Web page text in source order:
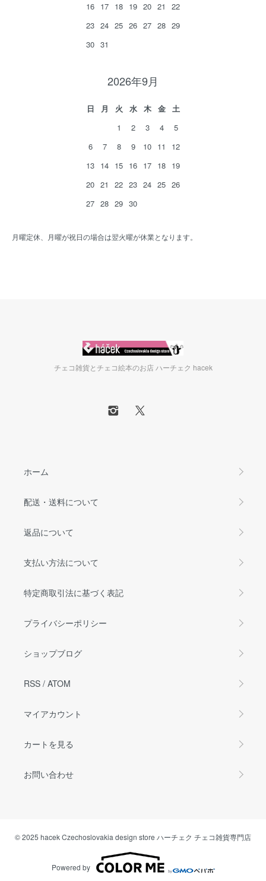
16 17 18 19 20 21
22
23 24 25 26 27 28 29
30 31
2026年9月
日 月 火 水 木 金
土
1
2 3 4
5
6
7 8 9 10 11
12
13 14 15 16 17 18 19
20 21 22 23 24 25 26
27 28 29 30
月曜定休、月曜が祝日の場合は翌火曜が休業となります。
チェコ雑貨とチェコ絵本のお店 ハーチェク hacek
ホーム
配送・送料について
返品について
支払い方法について
特定商取引法に基づく表記
プライバシーポリシー
ショップブログ
RSS / ATOM
マイアカウント
カートを見る
お問い合わせ
© 2025 hacek Czechoslovakia design store ハーチェク チェコ雑貨専門店
Powered by